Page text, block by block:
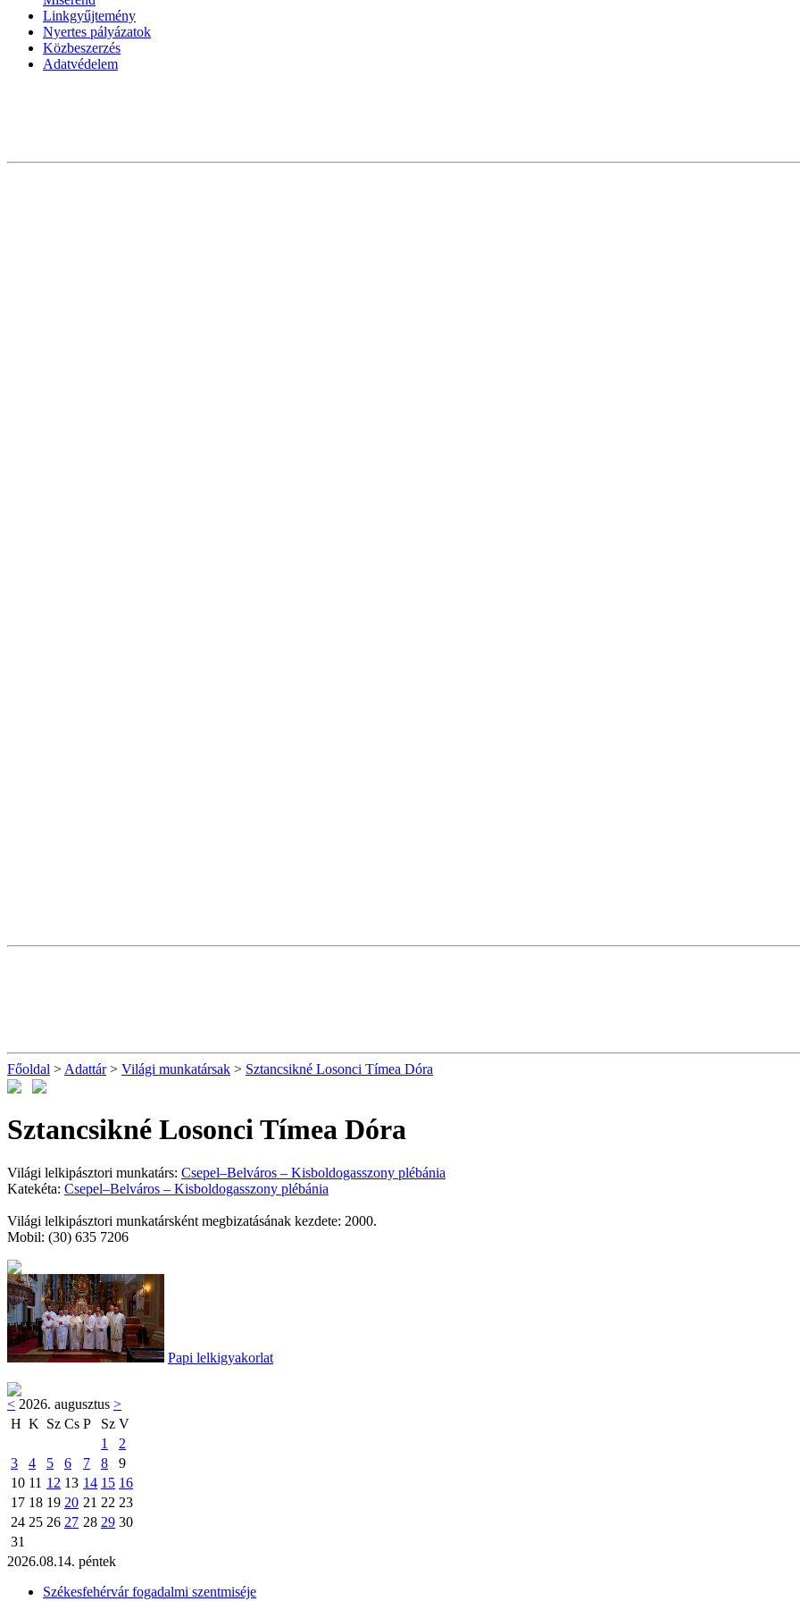
Linkgyűjtemény
Nyertes pályázatok
Közbeszerzés
Adatvédelem
Főoldal > Adattár> Világi munkatársak > Sztancsikné Losonci Tímea Dóra
Sztancsikné Losonci Tímea Dóra
Világi lelkipásztori munkatárs: Csepel–Belváros – Kisboldogasszony plébánia
Katekéta: Csepel–Belváros – Kisboldogasszony plébánia
Világi lelkipásztori munkatársként megbizatásának kezdete: 2000.
Mobil: (30) 635 7206
Papi lelkigyakorlat
< 2026. augusztus >
H K Sz Cs P Sz V
1
2
3
4 5 6 7 8
9
10 11 12 13 14 15 16
17 18 19 20 21 22 23
24 25 26 27 28 29 30
31
2026.08.14. péntek
Székesfehérvár fogadalmi szentmiséje